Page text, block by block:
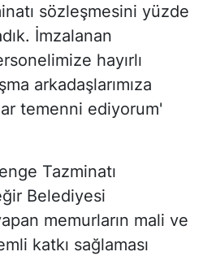
sözleşmesini yüzde
İmzalanan
hayırlı
arkadaşlarımıza
temenni ediyorum'
Tazminatı
Belediyesi
memurların mali ve
katkı sağlaması